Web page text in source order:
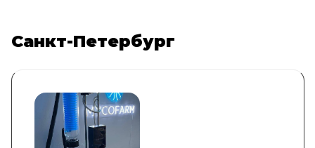
Санкт-Петербург